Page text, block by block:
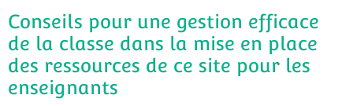
Conseils pour une gestion efficace
de la classe dans la mise en place
des ressources de ce site pour les
enseignants